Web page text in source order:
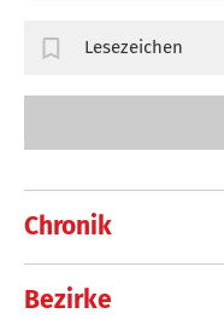
Chronik
Bezirke
Lesezeichen